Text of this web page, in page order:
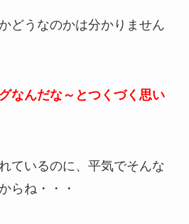
どうなのかは分かりません
なんだな～とつくづく思い
ているのに、平気でそんな
らね・・・